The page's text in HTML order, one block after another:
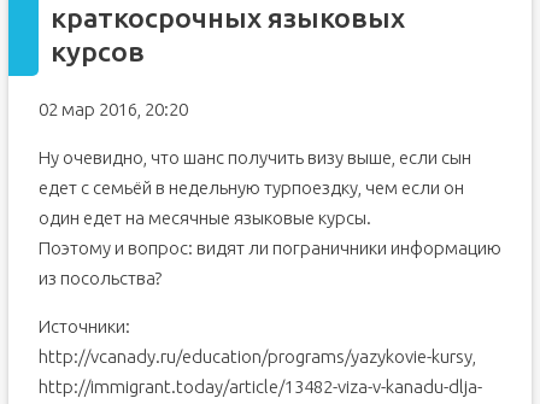
краткосрочных языковых
курсов
02 мар 2016, 20:20
Ну очевидно, что шанс получить визу выше, если сын
едет с семьёй в недельную турпоездку, чем если он
один едет на месячные языковые курсы.
Поэтому и вопрос: видят ли пограничники информацию
из посольства?
Источники:
http://vcanady.ru/education/programs/yazykovie-kursy,
http://immigrant.today/article/13482-viza-v-kanadu-dlja-